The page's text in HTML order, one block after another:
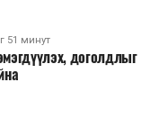
51 минут
доголдлыг